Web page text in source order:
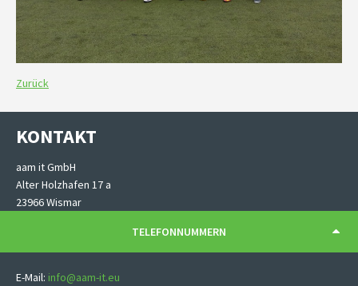
Zurück
KONTAKT
aam it GmbH
Alter Holzhafen 17 a
23966 Wismar
TELEFONNUMMERN
E-Mail: info@aam-it.eu